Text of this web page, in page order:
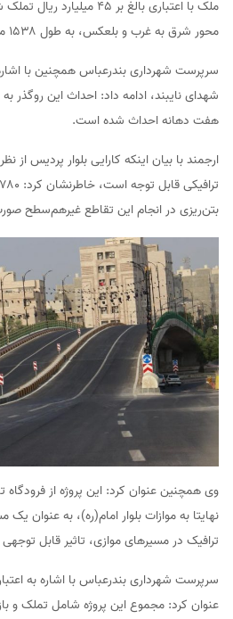
ملک با اعتباری بالغ بر ۴۵
محور شرق به غرب و بلعکس، به طول ۱۵۳۸ متر احداث شده است.
سرپرست شهرداری بندرعباس همچنین با
هفت دهانه احداث شده است.
ارجمند با بیان اینکه کارایی بلوار پردیس
بتن‌ریزی در انجام این تقاطع غیرهم‌سطح
وی همچنین عنوان کرد: این پروژه از فرودگاه
نهایتا به موازات بلوار امام(ره)، به عنوان
ترافیک در مسیرهای موازی، تاثیر قابل
سرپرست شهرداری بندرعباس با اشاره به
عنوان کرد: مجموع این پروژه شامل تملک و